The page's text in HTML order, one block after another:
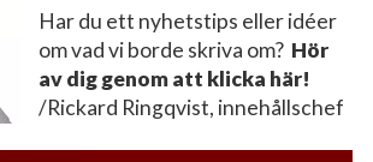
Har du ett nyhetstips eller idéer
om vad vi borde skriva om? Hör
av dig genom att klicka här!
/Rickard Ringqvist, innehållschef